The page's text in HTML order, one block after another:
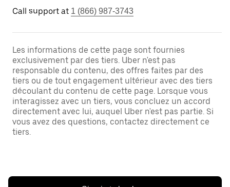
Call support at 1 (866) 987-3743
Les informations de cette page sont fournies
exclusivement par des tiers. Uber n'est pas
responsable du contenu, des offres faites par des
tiers ou de tout engagement ultérieur avec des tiers
découlant du contenu de cette page. Lorsque vous
interagissez avec un tiers, vous concluez un accord
directement avec lui, auquel Uber n'est pas partie. Si
vous avez des questions, contactez directement ce
tiers.